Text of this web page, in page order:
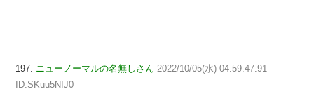
197: ニューノーマルの名無しさん 2022/10/05(水) 04:59:47.91
ID:SKuu5NIJ0